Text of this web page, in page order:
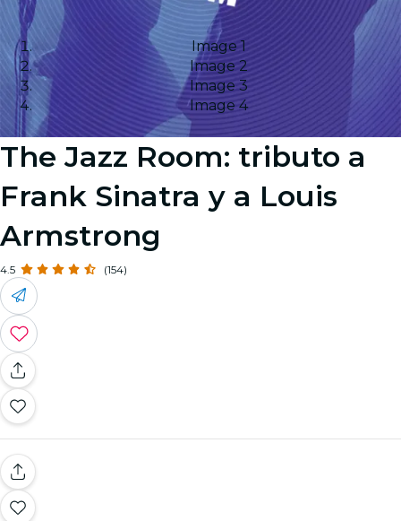
Image 1
Image 2
Image 3
Image 4
The Jazz Room: tributo a
Frank Sinatra y a Louis
Armstrong
4.5 (154)